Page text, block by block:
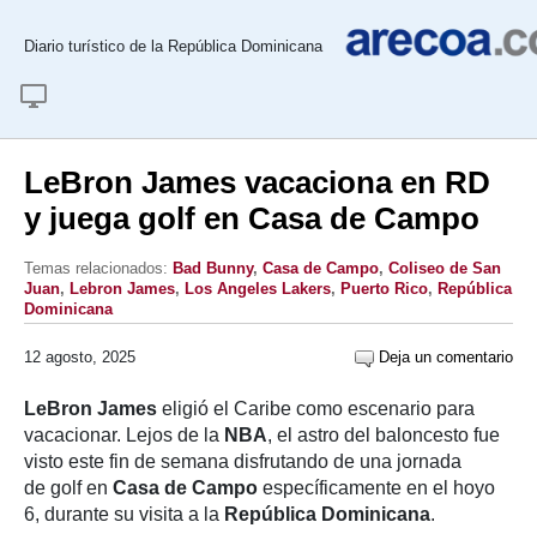
Diario turístico de la República Dominicana
LeBron James vacaciona en RD
y juega golf en Casa de Campo
Temas relacionados: Bad Bunny, Casa de Campo, Coliseo de San
Juan, Lebron James, Los Angeles Lakers, Puerto Rico, República
Dominicana
12 agosto, 2025 Deja un comentario
LeBron James eligió el Caribe como escenario para
vacacionar. Lejos de la NBA, el astro del baloncesto fue
visto este fin de semana disfrutando de una jornada
de golf en Casa de Campo específicamente en el hoyo
6, durante su visita a la República Dominicana.